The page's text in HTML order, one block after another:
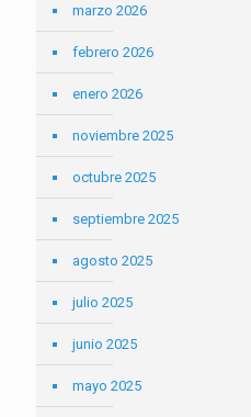
marzo 2026
febrero 2026
enero 2026
noviembre 2025
octubre 2025
septiembre 2025
agosto 2025
julio 2025
junio 2025
mayo 2025